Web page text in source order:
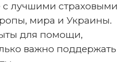
с лучшими страховыми
мира и Украины.
для помощи,
важно поддержать